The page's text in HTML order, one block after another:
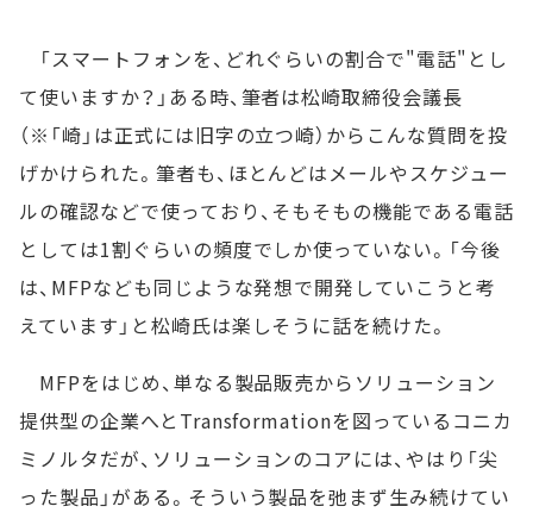
「スマートフォンを、どれぐらいの割合で"電話"とし
て使いますか？」ある時、筆者は松崎取締役会議長
（※「崎」は正式には旧字の立つ崎）からこんな質問を投
げかけられた。筆者も、ほとんどはメールやスケジュー
ルの確認などで使っており、そもそもの機能である電話
としては1割ぐらいの頻度でしか使っていない。「今後
は、MFPなども同じような発想で開発していこうと考
えています」と松崎氏は楽しそうに話を続けた。
MFPをはじめ、単なる製品販売からソリューション
提供型の企業へとTransformationを図っているコニカ
ミノルタだが、ソリューションのコアには、やはり「尖
った製品」がある。そういう製品を弛まず生み続けてい